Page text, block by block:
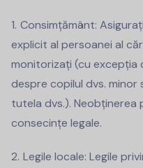
Consimțământ:
explicit al persoanei al
monitorizați (cu excepția
despre copilul dvs.
tutela dvs.). Neobținerea
consecințe legale.
Legile locale: Legile